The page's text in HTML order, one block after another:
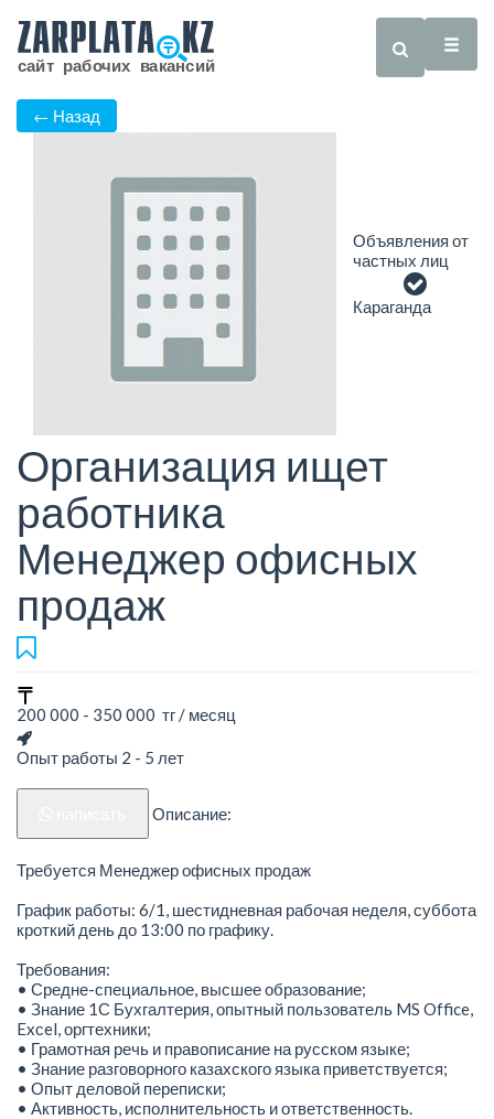
← Назад
Объявления от
частных лиц
Караганда
Организация ищет
работника
Менеджер офисных
продаж
200 000 - 350 000 тг / месяц
Опыт работы 2 - 5 лет
Описание:
Требуется Менеджер офисных продаж
График работы: 6/1, шестидневная рабочая неделя, суббота
кроткий день до 13:00 по графику.
Требования:
• Средне-специальное, высшее образование;
• Знание 1С Бухгалтерия, опытный пользователь MS Office,
Exсel, оргтехники;
• Грамотная речь и правописание на русском языке;
• Знание разговорного казахского языка приветствуется;
• Опыт деловой переписки;
• Активность, исполнительность и ответственность.